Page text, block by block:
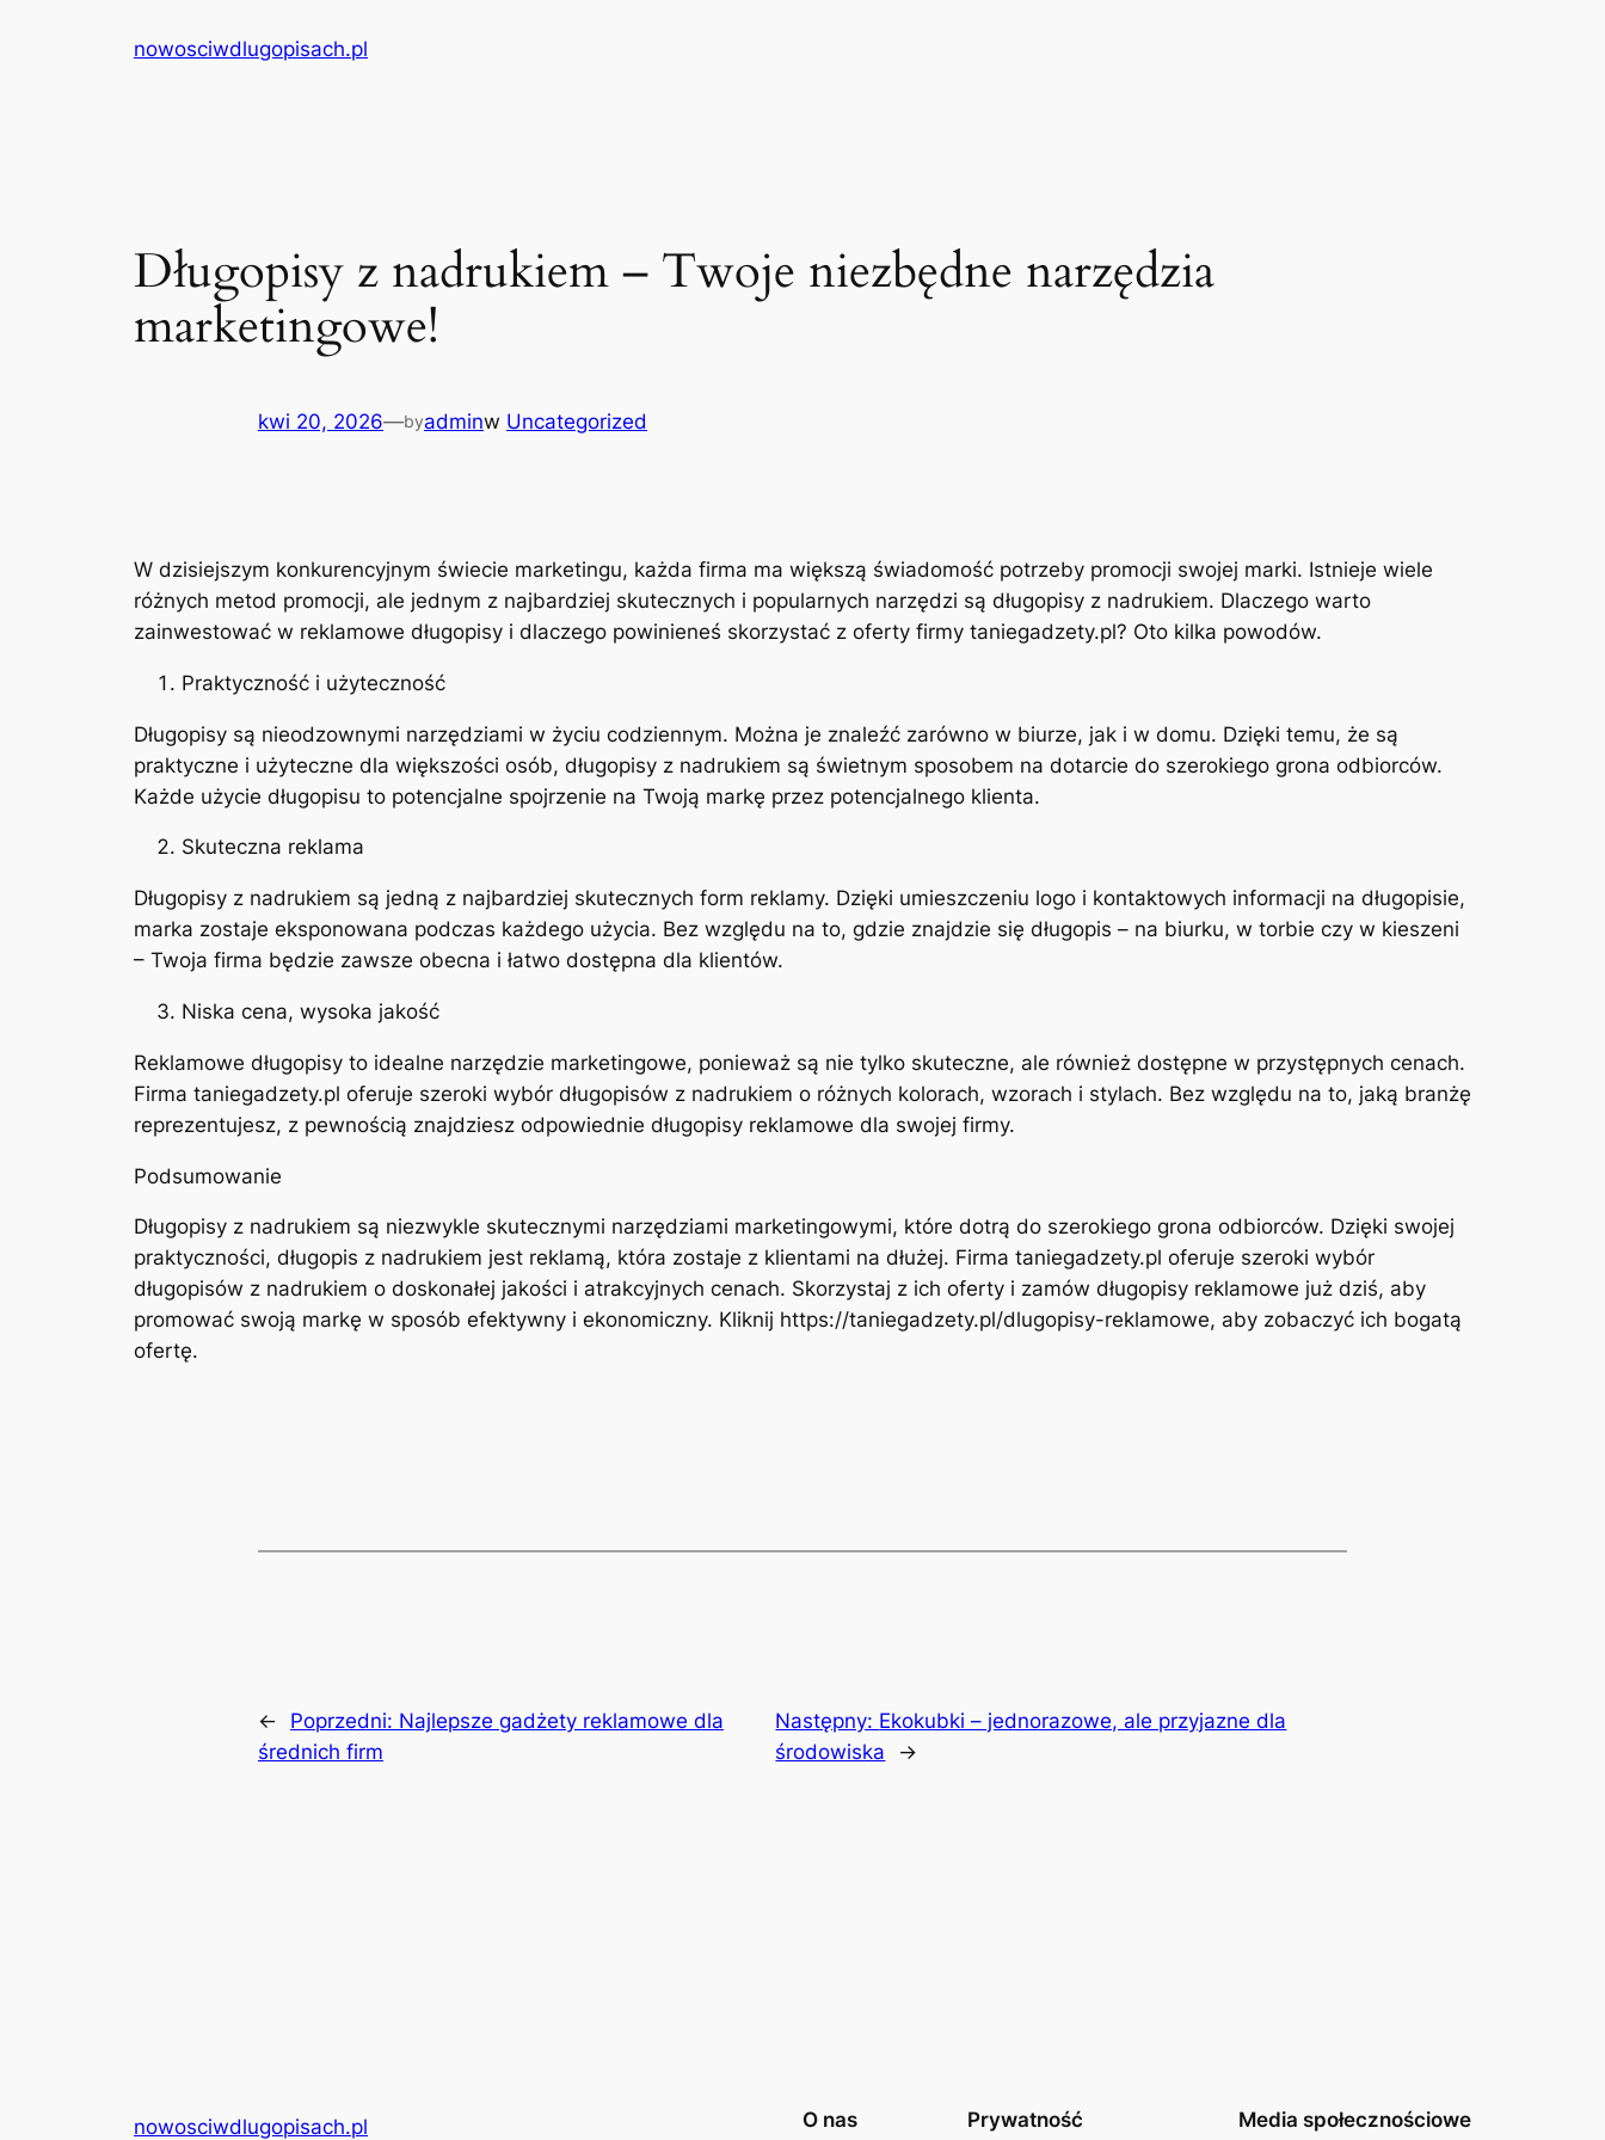
nowosciwdlugopisach.pl
Długopisy z nadrukiem – Twoje niezbędne narzędzia
marketingowe!
kwi 20, 2026—byadminw Uncategorized
W dzisiejszym konkurencyjnym świecie marketingu, każda firma ma większą świadomość potrzeby promocji swojej marki. Istnieje wiele
różnych metod promocji, ale jednym z najbardziej skutecznych i popularnych narzędzi są długopisy z nadrukiem. Dlaczego warto
zainwestować w reklamowe długopisy i dlaczego powinieneś skorzystać z oferty firmy taniegadzety.pl? Oto kilka powodów.
Praktyczność i użyteczność
Długopisy są nieodzownymi narzędziami w życiu codziennym. Można je znaleźć zarówno w biurze, jak i w domu. Dzięki temu, że są
praktyczne i użyteczne dla większości osób, długopisy z nadrukiem są świetnym sposobem na dotarcie do szerokiego grona odbiorców.
Każde użycie długopisu to potencjalne spojrzenie na Twoją markę przez potencjalnego klienta.
Skuteczna reklama
Długopisy z nadrukiem są jedną z najbardziej skutecznych form reklamy. Dzięki umieszczeniu logo i kontaktowych informacji na długopisie,
marka zostaje eksponowana podczas każdego użycia. Bez względu na to, gdzie znajdzie się długopis – na biurku, w torbie czy w kieszeni
– Twoja firma będzie zawsze obecna i łatwo dostępna dla klientów.
Niska cena, wysoka jakość
Reklamowe długopisy to idealne narzędzie marketingowe, ponieważ są nie tylko skuteczne, ale również dostępne w przystępnych cenach.
Firma taniegadzety.pl oferuje szeroki wybór długopisów z nadrukiem o różnych kolorach, wzorach i stylach. Bez względu na to, jaką branżę
reprezentujesz, z pewnością znajdziesz odpowiednie długopisy reklamowe dla swojej firmy.
Podsumowanie
Długopisy z nadrukiem są niezwykle skutecznymi narzędziami marketingowymi, które dotrą do szerokiego grona odbiorców. Dzięki swojej
praktyczności, długopis z nadrukiem jest reklamą, która zostaje z klientami na dłużej. Firma taniegadzety.pl oferuje szeroki wybór
długopisów z nadrukiem o doskonałej jakości i atrakcyjnych cenach. Skorzystaj z ich oferty i zamów długopisy reklamowe już dziś, aby
promować swoją markę w sposób efektywny i ekonomiczny. Kliknij https://taniegadzety.pl/dlugopisy-reklamowe, aby zobaczyć ich bogatą
ofertę.
← Poprzedni: Najlepsze gadżety reklamowe dla
średnich firm
Następny: Ekokubki – jednorazowe, ale przyjazne dla
środowiska
→
nowosciwdlugopisach.pl O nas Prywatność Media społecznościowe